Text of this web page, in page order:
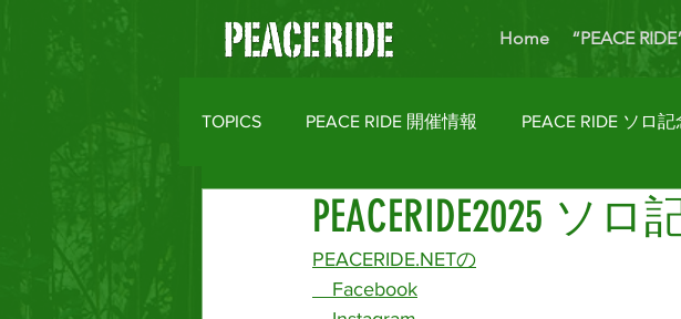
Home “PEACE
TOPICS PEACE RIDE 開催情報 PEACE RIDE ソロ
バイクライフトピックス Rider's Talk PICK
MOTO CLOTHES
PEACERIDE2025 ソ
PEACERIDE.NETの
Facebook